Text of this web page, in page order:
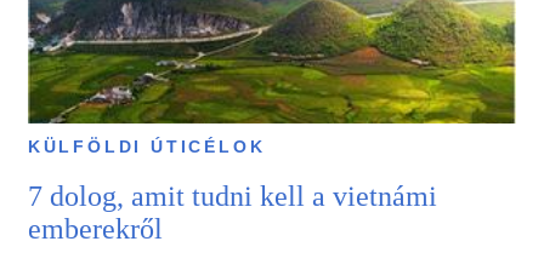
KÜLFÖLDI ÚTICÉLOK
7 dolog, amit tudni kell a vietnámi
emberekről